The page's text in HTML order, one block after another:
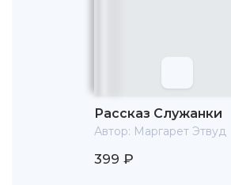
Рассказ Служанки
Автор: Маргарет Этвуд
399 ₽